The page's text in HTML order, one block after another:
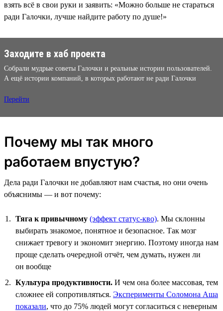
взять всё в свои руки и заявить: «Можно больше не стараться
ради Галочки, лучше найдите работу по душе!»
Заходите в хаб проекта
Собрали мудрые советы Галочки и реальные истории пользователей.
А ещё истории компаний, в которых работают не ради Галочки
Перейти
Почему мы так много
работаем впустую?
Дела ради Галочки не добавляют нам счастья, но они очень
объяснимы — и вот почему:
Тяга к привычному (эффект статус-кво). Мы склонны
выбирать знакомое, понятное и безопасное. Так мозг
снижает тревогу и экономит энергию. Поэтому иногда нам
проще сделать очередной отчёт, чем думать, нужен ли
он вообще
Культура продуктивности. И чем она более массовая, тем
сложнее ей сопротивляться. Эксперименты Соломона Аша
показали, что до 75% людей могут согласиться с неверным